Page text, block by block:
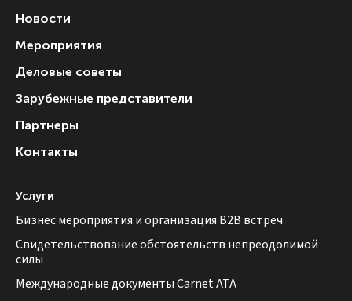
Новости
Мероприятия
Деловые советы
Зарубежные представители
Партнеры
Контакты
Услуги
Бизнес мероприятия и организация B2B встреч
Свидетельствование обстоятельств непреодолимой
силы
Международные документы Carnet ATA